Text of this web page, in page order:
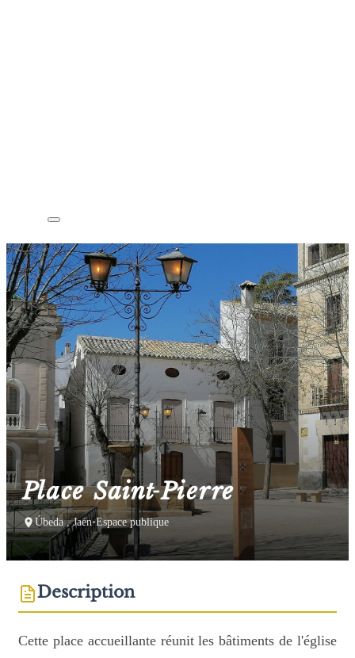
Place Saint-Pierre
Úbeda , Jaén•Espace publique
Description
Cette place accueillante réunit les bâtiments de l'église